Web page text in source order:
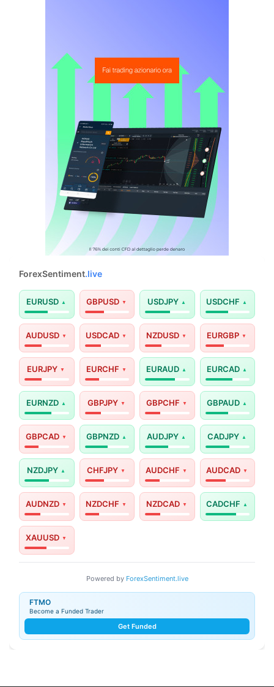
ForexSentiment.live
EURUSD GBPUSD USDJPY USDCHF
AUDUSD USDCAD NZDUSD EURGBP
EURJPY EURCHF EURAUD EURCAD
EURNZD GBPJPY GBPCHF GBPAUD
GBPCAD GBPNZD AUDJPY CADJPY
NZDJPY CHFJPY AUDCHF AUDCAD
AUDNZD NZDCHF NZDCAD CADCHF
XAUUSD
Powered by ForexSentiment.live
FTMO
Become a Funded Trader
Get Funded